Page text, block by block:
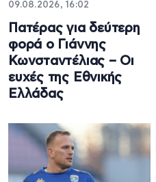
09.08.2026, 16:02
Πατέρας για δεύτερη
φορά ο Γιάννης
Κωνσταντέλιας – Οι
ευχές της Εθνικής
Ελλάδας